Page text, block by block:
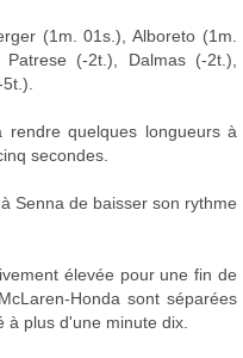
(1m. 01s.), Alboreto (1m.
(-2t.), Dalmas (-2t.),
quelques longueurs à
secondes.
Senna de baisser son rythme
élevée pour une fin de
Honda sont séparées
plus d'une minute dix.